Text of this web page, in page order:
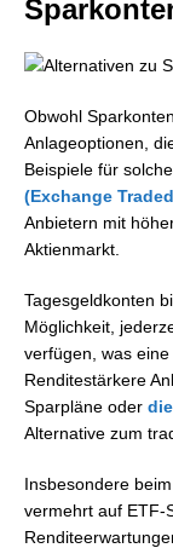
Obwohl
Anlageoptionen,
Beispiele für
(Exchange
Anbietern mit
Aktienmarkt.
Tagesgeldkonten
Möglichkeit,
verfügen, was
Renditestärkere
Sparpläne oder
Alternative zum
Insbesondere
vermehrt auf ETF-